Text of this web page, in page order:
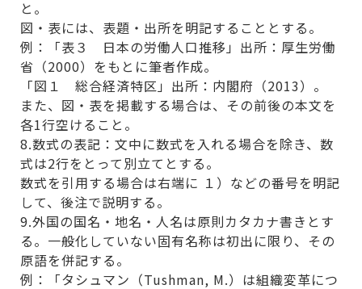
と。
図・表には、表題・出所を明記することとする。
例：「表３ 日本の労働人口推移」出所：厚生労働
省（2000）をもとに筆者作成。
「図１ 総合経済特区」出所：内閣府（2013）。
また、図・表を掲載する場合は、その前後の本文を
各1行空けること。
8.数式の表記：文中に数式を入れる場合を除き、数
式は2行をとって別立てとする。
数式を引用する場合は右端に １）などの番号を明記
して、後注で説明する。
9.外国の国名・地名・人名は原則カタカナ書きとす
る。一般化していない固有名称は初出に限り、その
原語を併記する。
例：「タシュマン（Tushman, M.）は組織変革につ